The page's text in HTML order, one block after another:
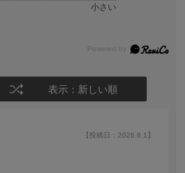
小さい
表示：新しい順
【投稿日：2026.8.1】